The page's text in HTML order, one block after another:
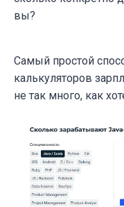
вы?
Самый простой
калькуляторов
не так много, как